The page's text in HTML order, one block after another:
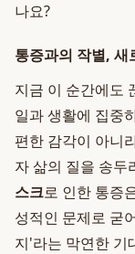
나요?
통증과의 작별, 새
지금 이 순간에도
일과 생활에 집중
편한 감각이 아니
자 삶의 질을 송두
스크로 인한 통증
성적인 문제로 굳
지'라는 막연한 기